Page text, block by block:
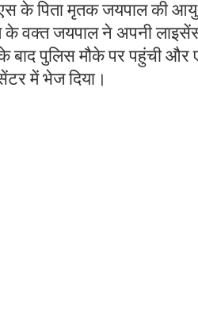
के पिता मृतक जयपाल की
वक्त जयपाल ने अपनी
बाद पुलिस मौके पर पहुंची
में भेज दिया।